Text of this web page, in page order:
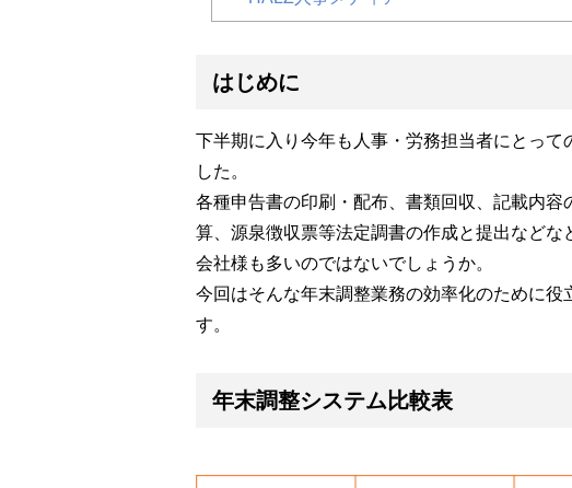
はじめに
下半期に入り今年も人事・労務担当者にとっ
した。
各種申告書の印刷・配布、書類回収、記載内
算、源泉徴収票等法定調書の作成と提出など
会社様も多いのではないでしょうか。
今回はそんな年末調整業務の効率化のために
す。
年末調整システム比較表